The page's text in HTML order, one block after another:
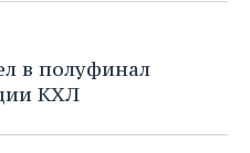
в полуфинал
КХЛ